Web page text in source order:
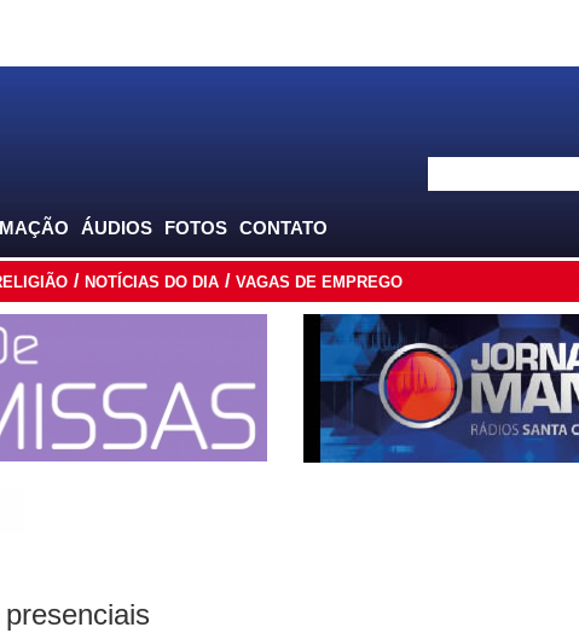
ÁUDIOS FOTOS CONTATO
NOTÍCIAS DO DIA VAGAS DE EMPREGO